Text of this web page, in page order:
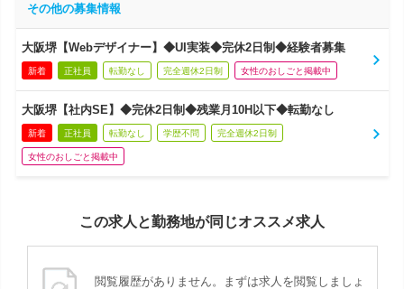
その他の募集情報
大阪堺【Webデザイナー】◆UI実装◆完休2日制◆経験者募集
新着 正社員 転勤なし 完全週休2日制 女性のおしごと掲載中
大阪堺【社内SE】◆完休2日制◆残業月10H以下◆転勤なし
新着 正社員 転勤なし 学歴不問 完全週休2日制
女性のおしごと掲載中
この求人と勤務地が同じオススメ求人
閲覧履歴がありません。まずは求人を閲覧しましょ